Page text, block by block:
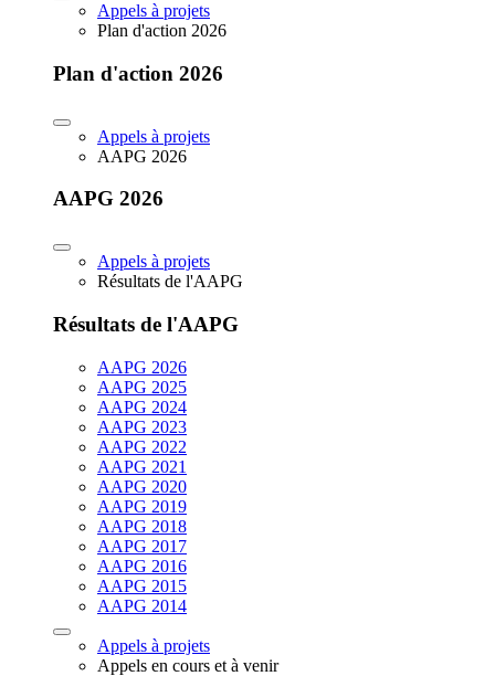
Appels à projets
Plan d'action 2026
Plan d'action 2026
Appels à projets
AAPG 2026
AAPG 2026
Appels à projets
Résultats de l'AAPG
Résultats de l'AAPG
AAPG 2026
AAPG 2025
AAPG 2024
AAPG 2023
AAPG 2022
AAPG 2021
AAPG 2020
AAPG 2019
AAPG 2018
AAPG 2017
AAPG 2016
AAPG 2015
AAPG 2014
Appels à projets
Appels en cours et à venir